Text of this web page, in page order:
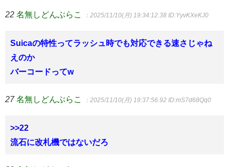
22 名無しどんぶらこ ：2025/11/10(月) 19:34:12.38 ID:YyvKXeKJ0
Suicaの特性ってラッシュ時でも対応できる速さじゃね
えのか
バーコードってw
27 名無しどんぶらこ ：2025/11/10(月) 19:37:56.92 ID:mS7d68Qq0
>>22
流石に改札機ではないだろ